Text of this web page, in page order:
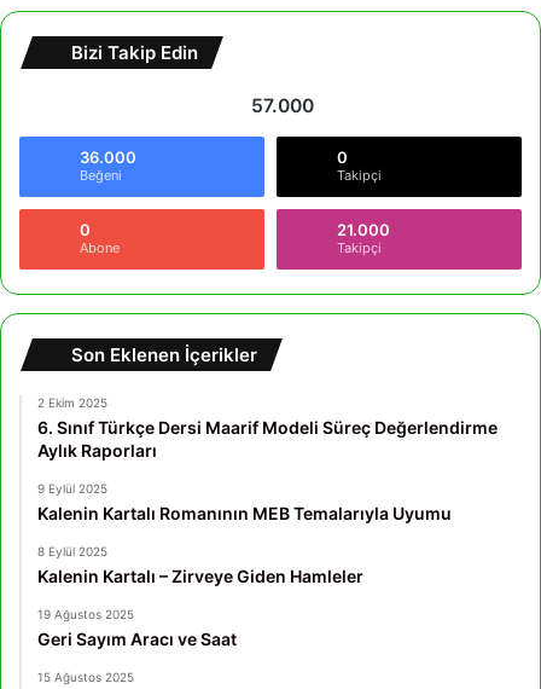
Bizi Takip Edin
57.000
36.000
Beğeni
0
Takipçi
0
Abone
21.000
Takipçi
Son Eklenen İçerikler
2 Ekim 2025
6. Sınıf Türkçe Dersi Maarif Modeli Süreç Değerlendirme
Aylık Raporları
9 Eylül 2025
Kalenin Kartalı Romanının MEB Temalarıyla Uyumu
8 Eylül 2025
Kalenin Kartalı – Zirveye Giden Hamleler
19 Ağustos 2025
Geri Sayım Aracı ve Saat
15 Ağustos 2025